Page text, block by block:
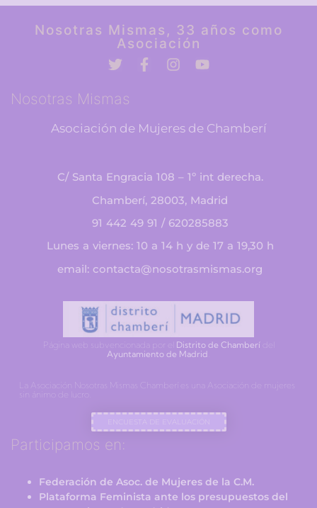
Nosotras Mismas, 33 años como
Asociación
Nosotras Mismas
Asociación de Mujeres de Chamberí
C/ Santa Engracia 108 – 1º int derecha.
Chamberí, 28003, Madrid
91 442 49 91 / 620285883
Lunes a viernes: 10 a 14 h y de 17 a 19,30 h
email: contacta@nosotrasmismas.org
Página web subvencionada por el Distrito de Chamberídel
Ayuntamiento de Madrid
La Asociación Nosotras Mismas Chamberí es una Asociación de mujeres
sin ánimo de lucro.
ENCUESTA DE EVALUACIÓN
Participamos en:
Federación de Asoc. de Mujeres de la C.M.
Plataforma Feminista ante los presupuestos del